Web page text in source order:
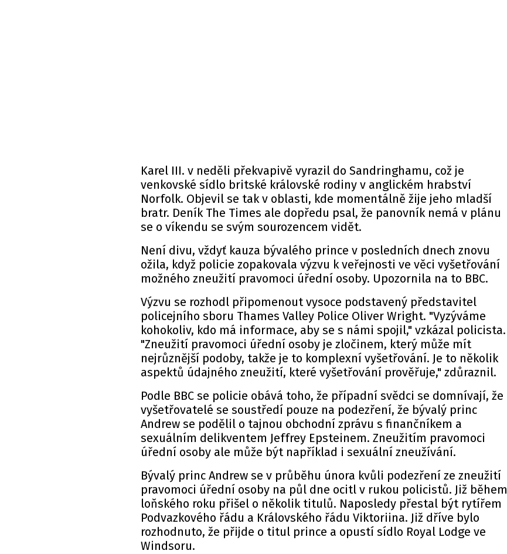
Karel III. v neděli překvapivě vyrazil do Sandringhamu, což je
venkovské sídlo britské královské rodiny v anglickém hrabství
Norfolk. Objevil se tak v oblasti, kde momentálně žije jeho mladší
bratr. Deník The Times ale dopředu psal, že panovník nemá v plánu
se o víkendu se svým sourozencem vidět.
Není divu, vždyť kauza bývalého prince v posledních dnech znovu
ožila, když policie zopakovala výzvu k veřejnosti ve věci vyšetřování
možného zneužití pravomoci úřední osoby. Upozornila na to BBC.
Výzvu se rozhodl připomenout vysoce podstavený představitel
policejního sboru Thames Valley Police Oliver Wright. "Vyzýváme
kohokoliv, kdo má informace, aby se s námi spojil," vzkázal policista.
"Zneužití pravomoci úřední osoby je zločinem, který může mít
nejrůznější podoby, takže je to komplexní vyšetřování. Je to několik
aspektů údajného zneužití, které vyšetřování prověřuje," zdůraznil.
Podle BBC se policie obává toho, že případní svědci se domnívají, že
vyšetřovatelé se soustředí pouze na podezření, že bývalý princ
Andrew se podělil o tajnou obchodní zprávu s finančníkem a
sexuálním delikventem Jeffrey Epsteinem. Zneužitím pravomoci
úřední osoby ale může být například i sexuální zneužívání.
Bývalý princ Andrew se v průběhu února kvůli podezření ze zneužití
pravomoci úřední osoby na půl dne ocitl v rukou policistů. Již během
loňského roku přišel o několik titulů. Naposledy přestal být rytířem
Podvazkového řádu a Královského řádu Viktoriina. Již dříve bylo
rozhodnuto, že přijde o titul prince a opustí sídlo Royal Lodge ve
Windsoru.